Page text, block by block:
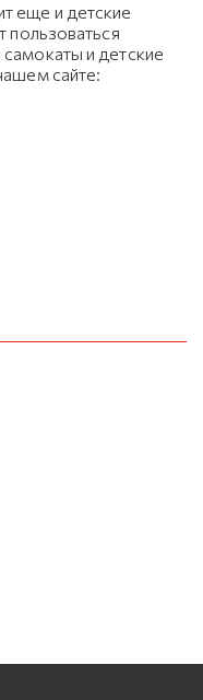
еще и детские
пользоваться
и детские
сайте: